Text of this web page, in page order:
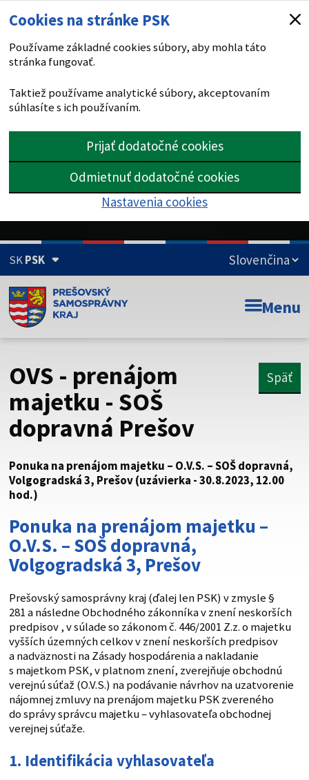
Cookies na stránke PSK
Používame základné cookies súbory, aby mohla táto
stránka fungovať.
Taktiež používame analytické súbory, akceptovaním
súhlasíte s ich používaním.
Prijať dodatočné cookies
Odmietnuť dodatočné cookies
Nastavenia cookies
SKPSK
Doména psk.sk je oficiálna
Toto je oficiálna webová stránka Prešovského
Táto stránka je zabezpečená
Buďte pozorní a vždy sa uistite, že zdieľate informácie iba
cez zabezpečenú webovú stránku. Zabezpečená stránka
Menu
OVS - prenájom
majetku - SOŠ
dopravná Prešov
Späť
Ponuka na prenájom majetku – O.V.S. – SOŠ dopravná,
Volgogradská 3, Prešov (uzávierka - 30.8.2023, 12.00
hod.)
Ponuka na prenájom majetku –
O.V.S. – SOŠ dopravná,
Volgogradská 3, Prešov
Prešovský samosprávny kraj (ďalej len PSK) v zmysle §
281 a následne Obchodného zákonníka v znení neskorších
predpisov , v súlade so zákonom č. 446/2001 Z.z. o majetku
vyšších územných celkov v znení neskorších predpisov
a nadväznosti na Zásady hospodárenia a nakladanie
s majetkom PSK, v platnom znení, zverejňuje obchodnú
verejnú súťaž (O.V.S.) na podávanie návrhov na uzatvorenie
nájomnej zmluvy na prenájom majetku PSK zvereného
do správy správcu majetku – vyhlasovateľa obchodnej
verejnej súťaže.
1. Identifikácia vyhlasovateľa